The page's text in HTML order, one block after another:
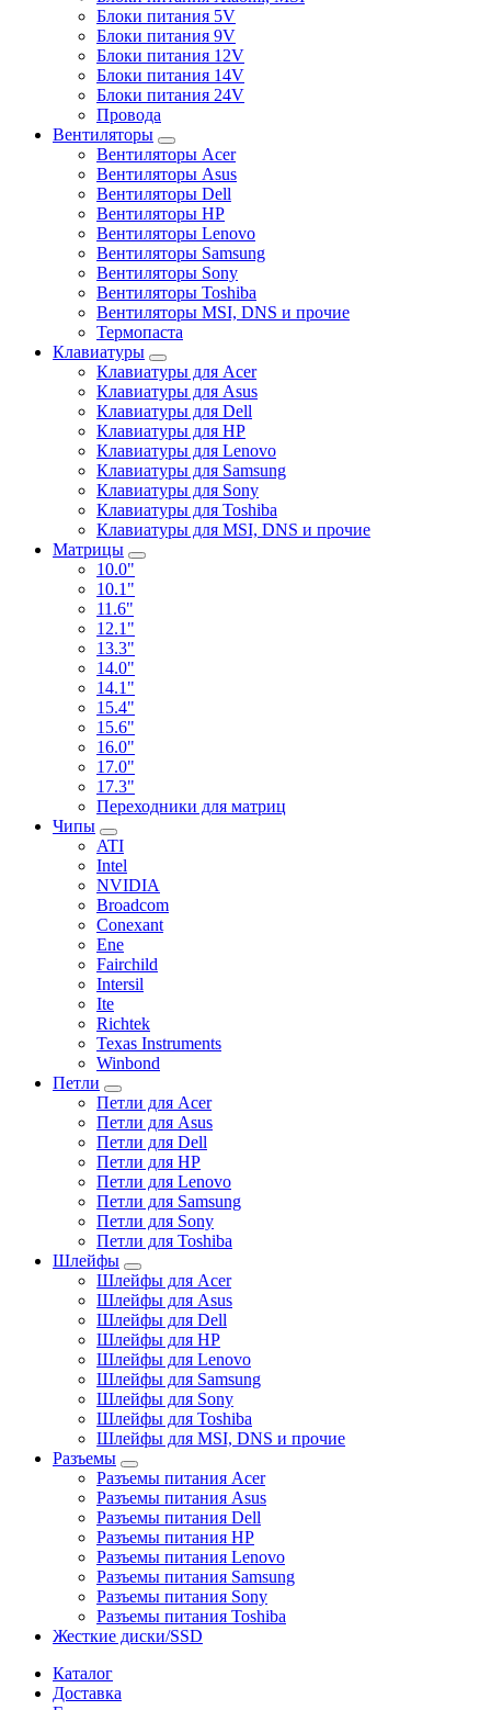
Блоки питания 5V
Блоки питания 9V
Блоки питания 12V
Блоки питания 14V
Блоки питания 24V
Провода
Вентиляторы
Вентиляторы Acer
Вентиляторы Asus
Вентиляторы Dell
Вентиляторы HP
Вентиляторы Lenovo
Вентиляторы Samsung
Вентиляторы Sony
Вентиляторы Toshiba
Вентиляторы MSI, DNS и прочие
Термопаста
Клавиатуры
Клавиатуры для Acer
Клавиатуры для Asus
Клавиатуры для Dell
Клавиатуры для HP
Клавиатуры для Lenovo
Клавиатуры для Samsung
Клавиатуры для Sony
Клавиатуры для Toshiba
Клавиатуры для MSI, DNS и прочие
Матрицы
10.0"
10.1"
11.6"
12.1"
13.3"
14.0"
14.1"
15.4"
15.6"
16.0"
17.0"
17.3"
Переходники для матриц
Чипы
ATI
Intel
NVIDIA
Broadcom
Conexant
Ene
Fairchild
Intersil
Ite
Richtek
Texas Instruments
Winbond
Петли
Петли для Acer
Петли для Asus
Петли для Dell
Петли для HP
Петли для Lenovo
Петли для Samsung
Петли для Sony
Петли для Toshiba
Шлейфы
Шлейфы для Acer
Шлейфы для Asus
Шлейфы для Dell
Шлейфы для HP
Шлейфы для Lenovo
Шлейфы для Samsung
Шлейфы для Sony
Шлейфы для Toshiba
Шлейфы для MSI, DNS и прочие
Разъемы
Разъемы питания Acer
Разъемы питания Asus
Разъемы питания Dell
Разъемы питания HP
Разъемы питания Lenovo
Разъемы питания Samsung
Разъемы питания Sony
Разъемы питания Toshiba
Жесткие диски/SSD
Каталог
Доставка